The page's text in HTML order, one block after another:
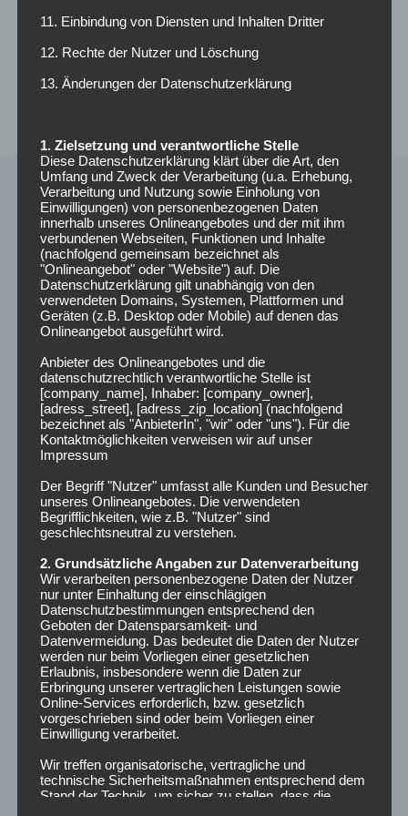
WEITERLESEN
Radio Funkloch
Campusradio der Hochschule Darmstadt
März 2025
Februar 2025
Dezember 2024
Lohnt es sich…?
Lohnt es sich nett zu sein?
ARCHIV
11. Einbindung von Diensten und Inhalten Dritter
12. Rechte der Nutzer und Löschung
13. Änderungen der Datenschutzerklärung
1. Zielsetzung und verantwortliche Stelle
Diese Datenschutzerklärung klärt über die Art, den
Umfang und Zweck der Verarbeitung (u.a. Erhebung,
Verarbeitung und Nutzung sowie Einholung von
Einwilligungen) von personenbezogenen Daten
innerhalb unseres Onlineangebotes und der mit ihm
verbundenen Webseiten, Funktionen und Inhalte
(nachfolgend gemeinsam bezeichnet als
"Onlineangebot" oder "Website") auf. Die
Datenschutzerklärung gilt unabhängig von den
verwendeten Domains, Systemen, Plattformen und
Geräten (z.B. Desktop oder Mobile) auf denen das
Onlineangebot ausgeführt wird.
Anbieter des Onlineangebotes und die
datenschutzrechtlich verantwortliche Stelle ist
[company_name], Inhaber: [company_owner],
[adress_street], [adress_zip_location] (nachfolgend
bezeichnet als "AnbieterIn", "wir" oder "uns"). Für die
Kontaktmöglichkeiten verweisen wir auf unser
Impressum
Der Begriff "Nutzer" umfasst alle Kunden und Besucher
unseres Onlineangebotes. Die verwendeten
Begrifflichkeiten, wie z.B. "Nutzer" sind
geschlechtsneutral zu verstehen.
2. Grundsätzliche Angaben zur Datenverarbeitung
Wir verarbeiten personenbezogene Daten der Nutzer
nur unter Einhaltung der einschlägigen
Datenschutzbestimmungen entsprechend den
Geboten der Datensparsamkeit- und
Datenvermeidung. Das bedeutet die Daten der Nutzer
werden nur beim Vorliegen einer gesetzlichen
Erlaubnis, insbesondere wenn die Daten zur
Erbringung unserer vertraglichen Leistungen sowie
Online-Services erforderlich, bzw. gesetzlich
vorgeschrieben sind oder beim Vorliegen einer
Einwilligung verarbeitet.
Wir treffen organisatorische, vertragliche und
technische Sicherheitsmaßnahmen entsprechend dem
Stand der Technik, um sicher zu stellen, dass die